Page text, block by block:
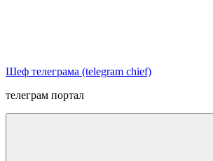
Шеф телеграма (telegram chief)
телеграм портал